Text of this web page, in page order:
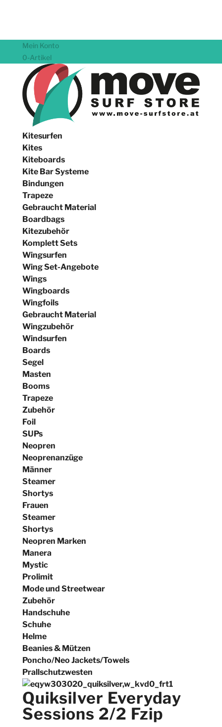
Mein Konto
0-Artikel
Kitesurfen
Kites
Kiteboards
Kite Bar Systeme
Bindungen
Trapeze
Gebraucht Material
Boardbags
Kitezubehör
Komplett Sets
Wingsurfen
Wing Set-Angebote
Wings
Wingboards
Wingfoils
Gebraucht Material
Wingzubehör
Windsurfen
Boards
Segel
Masten
Booms
Trapeze
Zubehör
Foil
SUPs
Neopren
Neoprenanzüge
Männer
Steamer
Shortys
Frauen
Steamer
Shortys
Neopren Marken
Manera
Mystic
Prolimit
Mode und Streetwear
Zubehör
Handschuhe
Schuhe
Helme
Beanies & Mützen
Poncho/Neo Jackets/Towels
Prallschutzwesten
Quiksilver Everyday
Sessions 2/2 Fzip